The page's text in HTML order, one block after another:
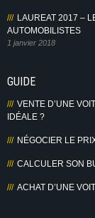
LAUREAT 2017 –
AUTOMOBILISTES
1 janvier 2018
GUIDE
VENTE D’UNE
IDÉALE ?
NÉGOCIER LE
CALCULER SON
ACHAT D’UNE